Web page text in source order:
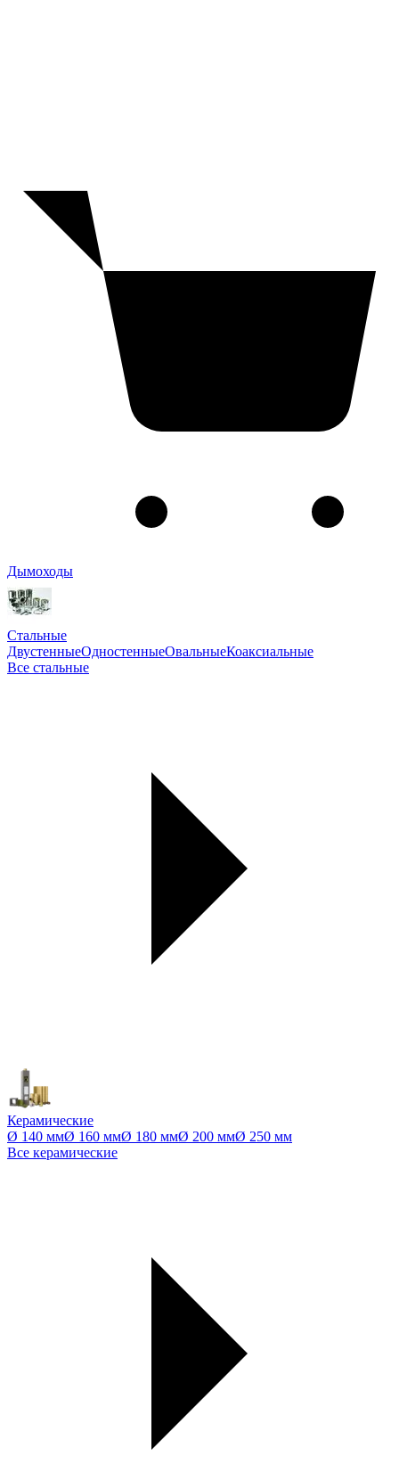
Дымоходы
Стальные
ДвустенныеОдностенныеОвальныеКоаксиальные
Все стальные
Керамические
Ø 140 ммØ 160 ммØ 180 ммØ 200 ммØ 250 мм
Все керамические